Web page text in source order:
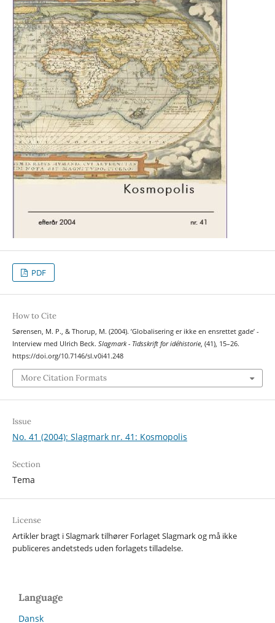
PDF
How to Cite
Sørensen, M. P., & Thorup, M. (2004). ’Globalisering er ikke en ensrettet gade’ -
Interview med Ulrich Beck. Slagmark - Tidsskrift for idéhistorie, (41), 15–26.
https://doi.org/10.7146/sl.v0i41.248
More Citation Formats
Issue
No. 41 (2004): Slagmark nr. 41: Kosmopolis
Section
Tema
License
Artikler bragt i Slagmark tilhører Forlaget Slagmark og må ikke
publiceres andetsteds uden forlagets tilladelse.
Language
Dansk